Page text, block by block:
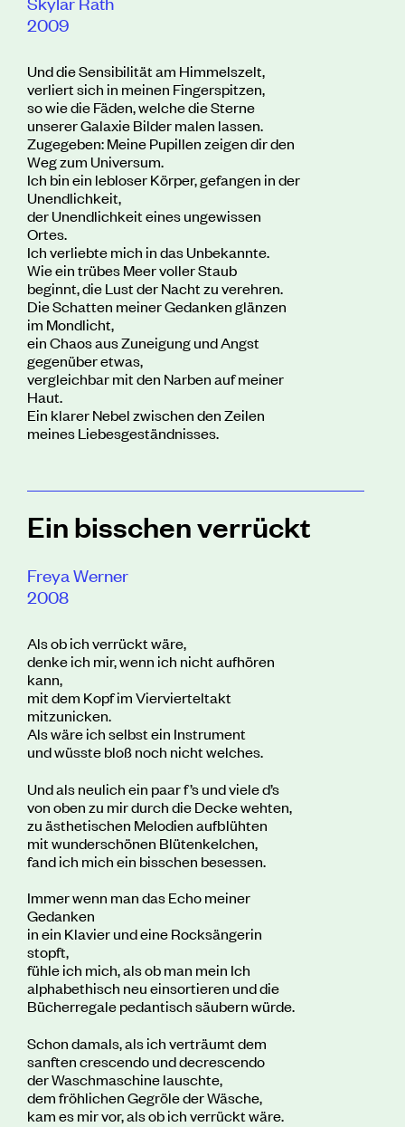
2009
Und die Sensibilität am Himmelszelt,
verliert sich in meinen Fingerspitzen,
so wie die Fäden, welche die Sterne
unserer Galaxie Bilder malen lassen.
Zugegeben: Meine Pupillen zeigen dir den
Weg zum Universum.
Ich bin ein lebloser Körper, gefangen in der
Unendlichkeit,
der Unendlichkeit eines ungewissen
Ortes.
Ich verliebte mich in das Unbekannte.
Wie ein trübes Meer voller Staub
beginnt, die Lust der Nacht zu verehren.
Die Schatten meiner Gedanken glänzen
im Mondlicht,
ein Chaos aus Zuneigung und Angst
gegenüber etwas,
vergleichbar mit den Narben auf meiner
Haut.
Ein klarer Nebel zwischen den Zeilen
meines Liebesgeständnisses.
Ein bisschen verrückt
Freya Werner
2008
Als ob ich verrückt wäre,
denke ich mir, wenn ich nicht aufhören
kann,
mit dem Kopf im Viervierteltakt
mitzunicken.
Als wäre ich selbst ein Instrument
und wüsste bloß noch nicht welches.
Und als neulich ein paar f’s und viele d’s
von oben zu mir durch die Decke wehten,
zu ästhetischen Melodien aufblühten
mit wunderschönen Blütenkelchen,
fand ich mich ein bisschen besessen.
Immer wenn man das Echo meiner
Gedanken
in ein Klavier und eine Rocksängerin
stopft,
fühle ich mich, als ob man mein Ich
alphabethisch neu einsortieren und die
Bücherregale pedantisch säubern würde.
Schon damals, als ich verträumt dem
sanften crescendo und decrescendo
der Waschmaschine lauschte,
dem fröhlichen Gegröle der Wäsche,
kam es mir vor, als ob ich verrückt wäre.